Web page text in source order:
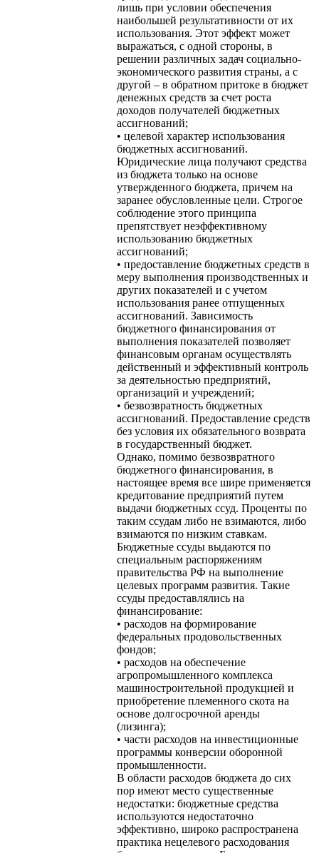
лишь при условии обеспечения
наибольшей результативности от их
использования. Этот эффект может
выражаться, с одной стороны, в
решении различных задач социально-
экономического развития страны, а с
другой – в обратном притоке в бюджет
денежных средств за счет роста
доходов получателей бюджетных
ассигнований;
• целевой характер использования
бюджетных ассигнований.
Юридические лица получают средства
из бюджета только на основе
утвержденного бюджета, причем на
заранее обусловленные цели. Строгое
соблюдение этого принципа
препятствует неэффективному
использованию бюджетных
ассигнований;
• предоставление бюджетных средств в
меру выполнения производственных и
других показателей и с учетом
использования ранее отпущенных
ассигнований. Зависимость
бюджетного финансирования от
выполнения показателей позволяет
финансовым органам осуществлять
действенный и эффективный контроль
за деятельностью предприятий,
организаций и учреждений;
• безвозвратность бюджетных
ассигнований. Предоставление средств
без условия их обязательного возврата
в государственный бюджет.
Однако, помимо безвозвратного
бюджетного финансирования, в
настоящее время все шире применяется
кредитование предприятий путем
выдачи бюджетных ссуд. Проценты по
таким ссудам либо не взимаются, либо
взимаются по низким ставкам.
Бюджетные ссуды выдаются по
специальным распоряжениям
правительства РФ на выполнение
целевых программ развития. Такие
ссуды предоставлялись на
финансирование:
• расходов на формирование
федеральных продовольственных
фондов;
• расходов на обеспечение
агропромышленного комплекса
машиностроительной продукцией и
приобретение племенного скота на
основе долгосрочной аренды
(лизинга);
• части расходов на инвестиционные
программы конверсии оборонной
промышленности.
В области расходов бюджета до сих
пор имеют место существенные
недостатки: бюджетные средства
используются недостаточно
эффективно, широко распространена
практика нецелевого расходования